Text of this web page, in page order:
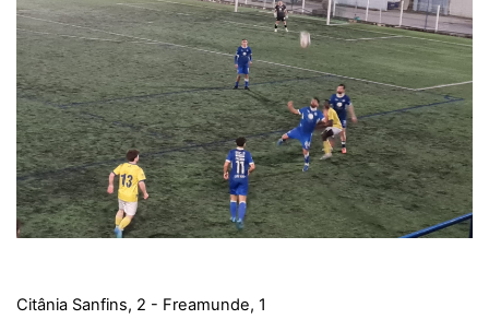
Citânia Sanfins, 2 - Freamunde, 1